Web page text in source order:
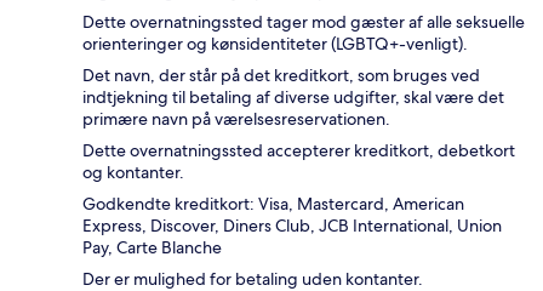
Dette overnatningssted tager mod gæster af alle seksuelle
orienteringer og kønsidentiteter (LGBTQ+-venligt).
Det navn, der står på det kreditkort, som bruges ved
indtjekning til betaling af diverse udgifter, skal være det
primære navn på værelsesreservationen.
Dette overnatningssted accepterer kreditkort, debetkort
og kontanter.
Godkendte kreditkort: Visa, Mastercard, American
Express, Discover, Diners Club, JCB International, Union
Pay, Carte Blanche
Der er mulighed for betaling uden kontanter.